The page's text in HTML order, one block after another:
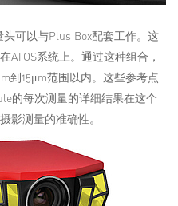
头可以与Plus Box配套工作。这
ATOS系统上。通过这种组合，
到15μm范围以内。这些参考点
的每次测量的详细结果在这个
影测量的准确性。